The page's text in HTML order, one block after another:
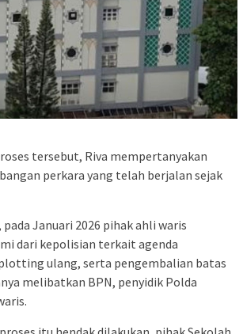
tersebut, Riva mempertanyakan
perkara yang telah berjalan sejak
Januari 2026 pihak ahli waris
dari kepolisian terkait agenda
ulang, serta pengembalian batas
melibatkan BPN, penyidik Polda